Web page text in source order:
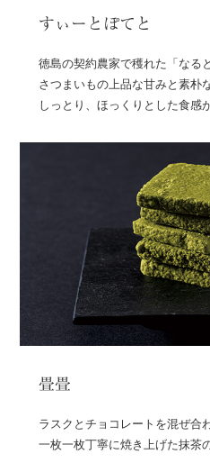
すぃーとぽてと
徳島の契約農家で穫れた「なる
さつまいもの上品な甘みと素朴
しっとり、ほっくりとした食感
畳畳
ラスクとチョコレートを混ぜ合わ
一枚一枚丁寧に焼き上げた抹茶